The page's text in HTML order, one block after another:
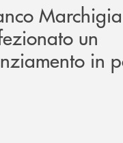
un
in
Cassa